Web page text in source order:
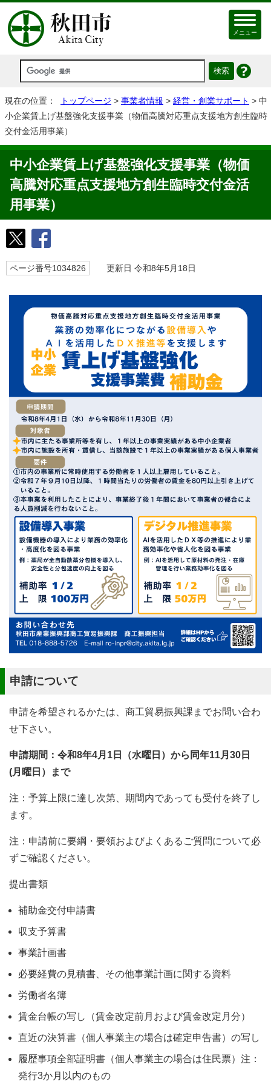
メニュー
現在の位置： トップページ > 事業者情報 > 経営・創業サポート > 中
小企業賃上げ基盤強化支援事業（物価高騰対応重点支援地方創生臨時
交付金活用事業）
中小企業賃上げ基盤強化支援事業（物価
高騰対応重点支援地方創生臨時交付金活
用事業）
ページ番号1034826 更新日 令和8年5月18日
申請について
申請を希望されるかたは、商工貿易振興課までお問い合わ
せ下さい。
申請期間：令和8年4月1日（水曜日）から同年11月30日
(月曜日）まで
注：予算上限に達し次第、期間内であっても受付を終了し
ます。
注：申請前に要綱・要領およびよくあるご質問について必
ずご確認ください。
提出書類
補助金交付申請書
収支予算書
事業計画書
必要経費の見積書、その他事業計画に関する資料
労働者名簿
賃金台帳の写し（賃金改定前月および賃金改定月分）
直近の決算書（個人事業主の場合は確定申告書）の写し
履歴事項全部証明書（個人事業主の場合は住民票）注：
発行3か月以内のもの